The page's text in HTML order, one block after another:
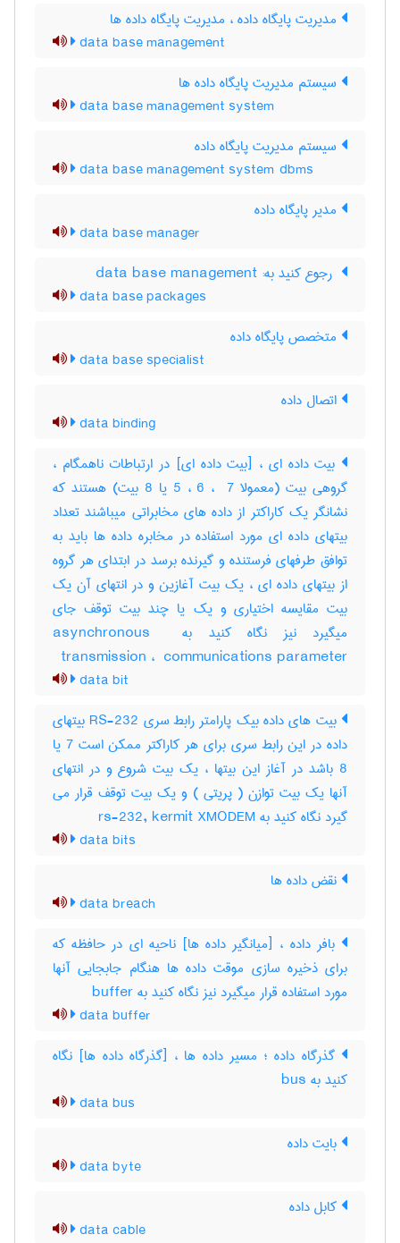
مدیریت پایگاه داده ، مدیریت پایگاه داده ها
data base management
سیستم مدیریت پایگاه داده ها
data base management system
سیستم مدیریت پایگاه داده
data base management system dbms
مدیر پایگاه داده
data base manager
data base packages
متخصص پایگاه داده
data base specialist
اتصال داده
data binding
بیت داده ای ، [بیت داده ای] در ارتباطات ناهمگام ،
گروهی بیت (معمولا ‎5 ، ‎6 ، ‎ 7 یا ‎8 بیت) هستند که
نشانگر یک کاراکتر از داده های مخابراتی میباشند تعداد
بیتهای داده ای مورد استفاده در مخابره داده ها باید به
توافق طرفهای فرستنده و گیرنده برسد در ابتدای هر گروه
از بیتهای داده ای ، یک بیت آغازین و در انتهای آن یک
بیت مقایسه اختیاری و یک یا چند بیت توقف جای
میگیرد نیز نگاه کنید به ‎asynchronous ‎
transmission ، ‎ communications parameter
data bit
بیت های داده بیک پارامتر رابط سری RS-232 بیتهای
داده در این رابط سری برای هر کاراکتر ممکن است 7 یا
8 باشد در آغاز این بیتها ، یک بیت شروع و در انتهای
آنها یک بیت توازن ( پریتی ) و یک بیت توقف قرار می
گیرد نگاه کنید به rs-232, kermit XMODEM
data bits
نقض داده ها
data breach
بافر داده ، [میانگیر داده ها] ناحیه ای در حافظه که
برای ذخیره سازی موقت داده ها هنگام جابجایی آنها
مورد استفاده قرار میگیرد نیز نگاه کنید به ‎ buffer
data buffer
گذرگاه داده ؛ مسیر داده ها ، [گذرگاه داده ها] نگاه
کنید به ‎ bus
data bus
بایت داده
data byte
کابل داده
data cable